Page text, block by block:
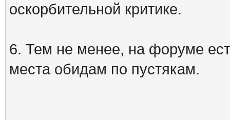
оскорбительной критике.
6. Тем не менее, на форуме
места обидам по пустякам.